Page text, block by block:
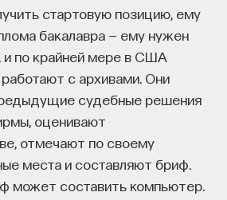
стартовую позицию, ему
бакалавра — ему нужен
и по крайней мере в США
с архивами. Они
судебные решения
оценивают
отмечают по своему
места и составляют бриф.
может составить компьютер.
когда начинаются, а вот
— это гораздо интереснее,
пор не знаем, куда отнести
Это Средние Века или это
Время. Между Средними
есть ещё маленький
Время, тоже никто
оно заканчивается и в какой
самое с Возрождением: